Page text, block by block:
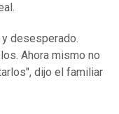
desesperado.
Ahora mismo no
dijo el familiar